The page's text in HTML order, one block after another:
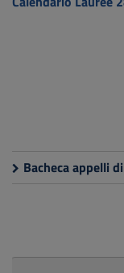
Bacheca appelli